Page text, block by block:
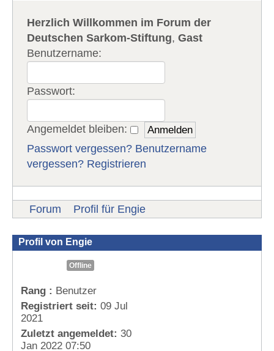
Herzlich Willkommen im Forum der
Deutschen Sarkom-Stiftung,Gast
Benutzername:
Passwort:
Angemeldet bleiben:
Passwort vergessen? Benutzername
vergessen? Registrieren
Forum Profil für Engie
Profil von Engie
Offline
Rang : Benutzer
Registriert seit: 09 Jul
2021
Zuletzt angemeldet: 30
Jan 2022 07:50